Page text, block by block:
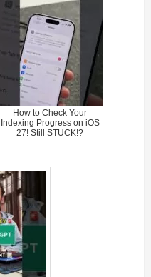
How to Check Your
Indexing Progress on iOS
27! Still STUCK!?